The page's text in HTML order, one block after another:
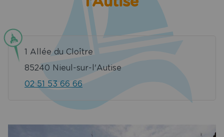
spéciales
1 Allée du Cloître
85240 Nieul-sur-l'Autise
02 51 53 66 66